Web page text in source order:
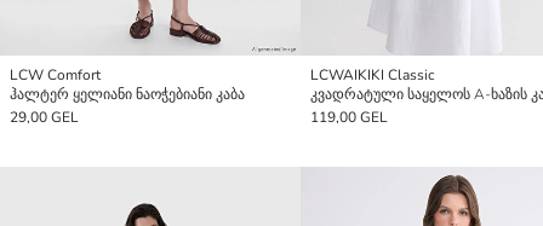
LCW Comfort
ჰალტერ ყელიანი ნაოჭებიანი კაბა
29,00 GEL
LCWAIKIKI Classic
კვადრატული საყელოს A-ხაზის
119,00 GEL